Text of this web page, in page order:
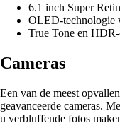
6.1 inch Super
OLED-technologie
True Tone en
Cameras
Een van de meest
geavanceerde cameras.
u verbluffende fotos